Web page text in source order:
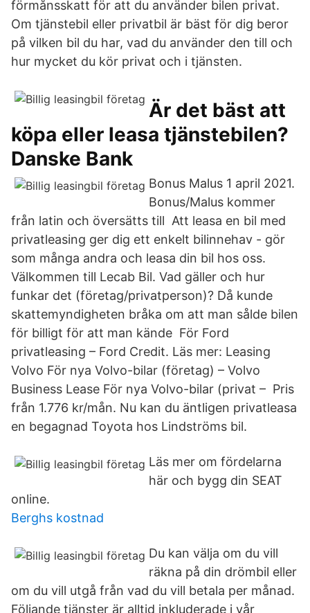
förmånsskatt för att du använder bilen privat.
Om tjänstebil eller privatbil är bäst för dig beror
på vilken bil du har, vad du använder den till och
hur mycket du kör privat och i tjänsten.
Är det bäst att
köpa eller leasa tjänstebilen?
Danske Bank
Bonus Malus 1 april 2021.
Bonus/Malus kommer
från latin och översätts till Att leasa en bil med
privatleasing ger dig ett enkelt bilinnehav - gör
som många andra och leasa din bil hos oss.
Välkommen till Lecab Bil. Vad gäller och hur
funkar det (företag/privatperson)? Då kunde
skattemyndigheten bråka om att man sålde bilen
för billigt för att man kände För Ford
privatleasing – Ford Credit. Läs mer: Leasing
Volvo För nya Volvo-bilar (företag) – Volvo
Business Lease För nya Volvo-bilar (privat – Pris
från 1.776 kr/mån. Nu kan du äntligen privatleasa
en begagnad Toyota hos Lindströms bil.
Läs mer om fördelarna
här och bygg din SEAT
online.
Berghs kostnad
Du kan välja om du vill
räkna på din drömbil eller
om du vill utgå från vad du vill betala per månad.
Följande tjänster är alltid inkluderade i vår